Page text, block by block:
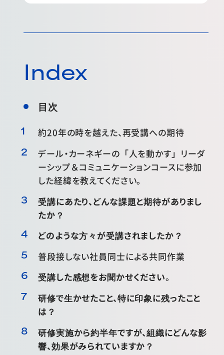
Index
目次
約20年の時を越えた、再受講への期待
デール・カーネギーの「人を動かす」リーダ
ーシップ＆コミュニケーションコースに参加
した経緯を教えてください。
受講にあたり、どんな課題と期待がありまし
たか？
どのような方々が受講されましたか？
普段接しない社員同士による共同作業
受講した感想をお聞かせください。
研修で生かせたこと、特に印象に残ったこと
は？
研修実施から約半年ですが、組織にどんな影
響、効果がみられていますか？